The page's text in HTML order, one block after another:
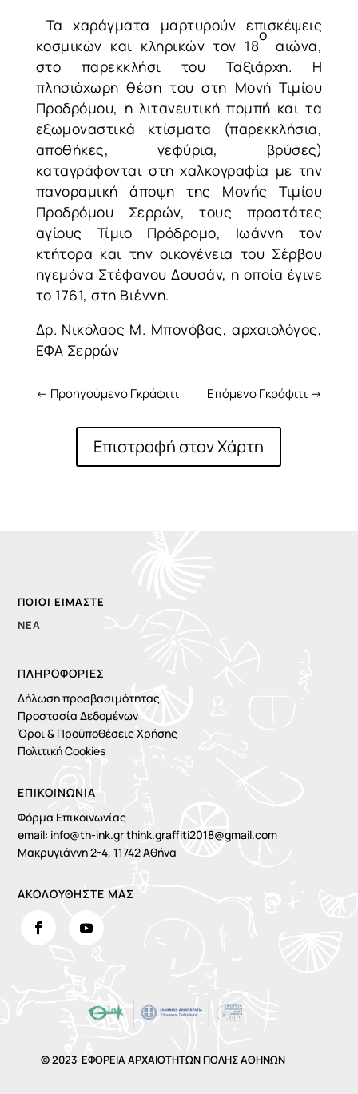
Τα χαράγματα μαρτυρούν επισκέψεις
κοσμικών και κληρικών τον 18
ο
αιώνα,
στο παρεκκλήσι του Ταξιάρχη. Η
πλησιόχωρη θέση του στη Μονή Τιμίου
Προδρόμου, η λιτανευτική πομπή και τα
εξωμοναστικά κτίσματα (παρεκκλήσια,
αποθήκες, γεφύρια, βρύσες)
καταγράφονται στη χαλκογραφία με την
πανοραμική άποψη της Μονής Τιμίου
Προδρόμου Σερρών, τους προστάτες
αγίους Τίμιο Πρόδρομο, Ιωάννη τον
κτήτορα και την οικογένεια του Σέρβου
ηγεμόνα Στέφανου Δουσάν, η οποία έγινε
το 1761, στη Βιέννη.
Δρ. Νικόλαος Μ. Μπονόβας, αρχαιολόγος,
ΕΦΑ Σερρών
← Προηγούμενο Γκράφιτι Επόμενο Γκράφιτι →
Επιστροφή στον Χάρτη
ΠΟΙΟΙ ΕΊΜΑΣΤΕ
ΝΈΑ
ΠΛΗΡΟΦΟΡΊΕΣ
Δήλωση προσβασιμότητας
Προστασία Δεδομένων
Όροι & Προϋποθέσεις Χρήσης
Πολιτική Cookies
ΕΠΙΚΟΙΝΩΝΙΑ
Φόρμα Επικοινωνίας
email: info@th-ink.grthink.graffiti2018@gmail.com
Μακρυγιάννη 2-4, 11742 Αθήνα
ΑΚΟΛΟΥΘΗΣΤΕ ΜΑΣ
©2023 ΕΦΟΡΕΙΑ ΑΡΧΑΙΟΤΗΤΩΝ ΠΟΛΗΣ ΑΘΗΝΩΝ